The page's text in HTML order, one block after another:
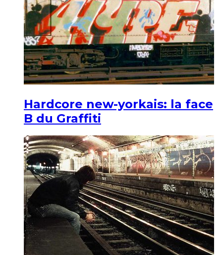
Hardcore new-yorkais: la face
B du Graffiti